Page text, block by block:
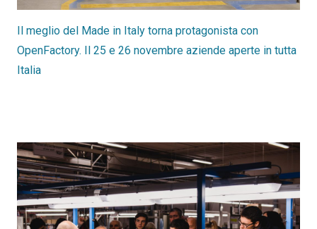
Il meglio del Made in Italy torna protagonista con
OpenFactory. Il 25 e 26 novembre aziende aperte in tutta
Italia